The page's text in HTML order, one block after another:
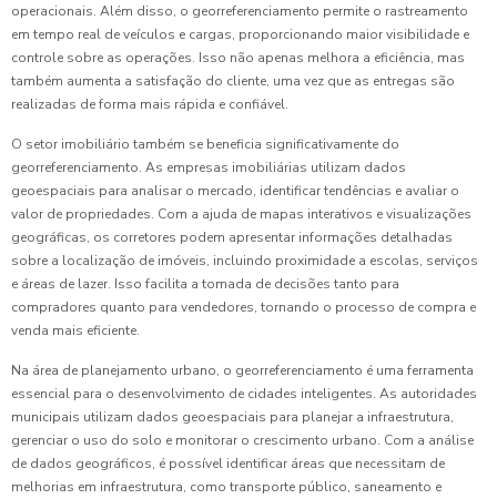
operacionais. Além disso, o georreferenciamento permite o rastreamento
em tempo real de veículos e cargas, proporcionando maior visibilidade e
controle sobre as operações. Isso não apenas melhora a eficiência, mas
também aumenta a satisfação do cliente, uma vez que as entregas são
realizadas de forma mais rápida e confiável.
O setor imobiliário também se beneficia significativamente do
georreferenciamento. As empresas imobiliárias utilizam dados
geoespaciais para analisar o mercado, identificar tendências e avaliar o
valor de propriedades. Com a ajuda de mapas interativos e visualizações
geográficas, os corretores podem apresentar informações detalhadas
sobre a localização de imóveis, incluindo proximidade a escolas, serviços
e áreas de lazer. Isso facilita a tomada de decisões tanto para
compradores quanto para vendedores, tornando o processo de compra e
venda mais eficiente.
Na área de planejamento urbano, o georreferenciamento é uma ferramenta
essencial para o desenvolvimento de cidades inteligentes. As autoridades
municipais utilizam dados geoespaciais para planejar a infraestrutura,
gerenciar o uso do solo e monitorar o crescimento urbano. Com a análise
de dados geográficos, é possível identificar áreas que necessitam de
melhorias em infraestrutura, como transporte público, saneamento e